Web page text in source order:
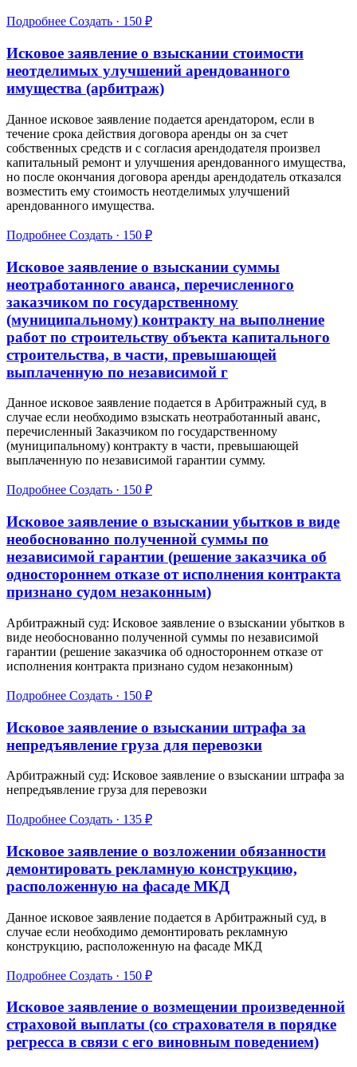
Подробнее Создать · 150 ₽
Исковое заявление о взыскании стоимости
неотделимых улучшений арендованного
имущества (арбитраж)
Данное исковое заявление подается арендатором, если в
течение срока действия договора аренды он за счет
собственных средств и с согласия арендодателя произвел
капитальный ремонт и улучшения арендованного имущества,
но после окончания договора аренды арендодатель отказался
возместить ему стоимость неотделимых улучшений
арендованного имущества.
Подробнее Создать · 150 ₽
Исковое заявление о взыскании суммы
неотработанного аванса, перечисленного
заказчиком по государственному
(муниципальному) контракту на выполнение
работ по строительству объекта капитального
строительства, в части, превышающей
выплаченную по независимой г
Данное исковое заявление подается в Арбитражный суд, в
случае если необходимо взыскать неотработанный аванс,
перечисленный Заказчиком по государственному
(муниципальному) контракту в части, превышающей
выплаченную по независимой гарантии сумму.
Подробнее Создать · 150 ₽
Исковое заявление о взыскании убытков в виде
необоснованно полученной суммы по
независимой гарантии (решение заказчика об
одностороннем отказе от исполнения контракта
признано судом незаконным)
Арбитражный суд: Исковое заявление о взыскании убытков в
виде необоснованно полученной суммы по независимой
гарантии (решение заказчика об одностороннем отказе от
исполнения контракта признано судом незаконным)
Подробнее Создать · 150 ₽
Исковое заявление о взыскании штрафа за
непредъявление груза для перевозки
Арбитражный суд: Исковое заявление о взыскании штрафа за
непредъявление груза для перевозки
Подробнее Создать · 135 ₽
Исковое заявление о возложении обязанности
демонтировать рекламную конструкцию,
расположенную на фасаде МКД
Данное исковое заявление подается в Арбитражный суд, в
случае если необходимо демонтировать рекламную
конструкцию, расположенную на фасаде МКД
Подробнее Создать · 150 ₽
Исковое заявление о возмещении произведенной
страховой выплаты (со страхователя в порядке
регресса в связи с его виновным поведением)